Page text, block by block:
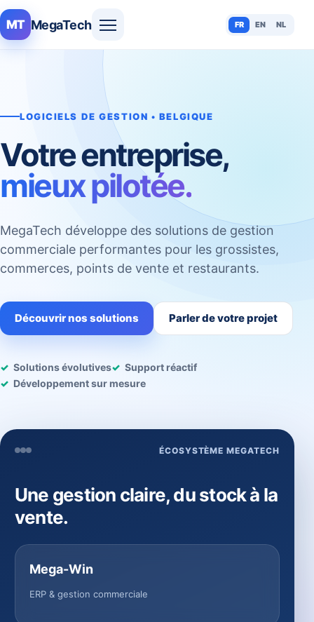
MT MegaTech FR EN NL
LOGICIELS DE GESTION • BELGIQUE
Votre entreprise,
mieux pilotée.
MegaTech développe des solutions de gestion
commerciale performantes pour les grossistes,
commerces, points de vente et restaurants.
Découvrir nos solutions Parler de votre projet
Solutions évolutives
Support réactif
Développement sur mesure
ÉCOSYSTÈME MEGATECH
Une gestion claire, du stock à la
vente.
Mega-Win
ERP & gestion commerciale